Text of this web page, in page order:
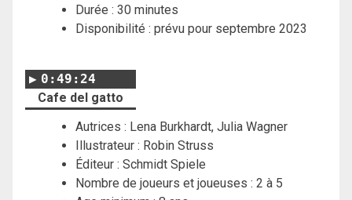
Durée : 30 minutes
Disponibilité : prévu pour septembre 2023
0:49:24
Cafe del gatto
Autrices : Lena Burkhardt, Julia Wagner
Illustrateur : Robin Struss
Éditeur : Schmidt Spiele
Nombre de joueurs et joueuses : 2 à 5